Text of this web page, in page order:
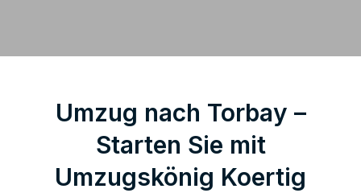
Umzug nach Torbay –
Starten Sie mit
Umzugskönig Koertig